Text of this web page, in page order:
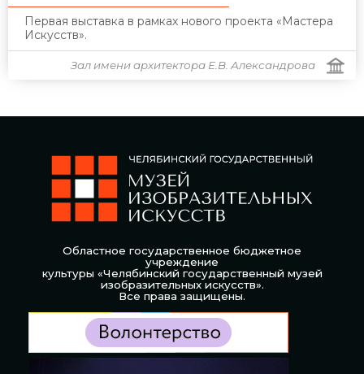
Первая выставка в рамках нового проекта «Мастера
Искусств».
Зал имени архитектора Е.В. Александрова
Областное государственное бюджетное
учреждение
культуры «Челябинский государственный музей
изобразительных искусств».
Все права защищены.